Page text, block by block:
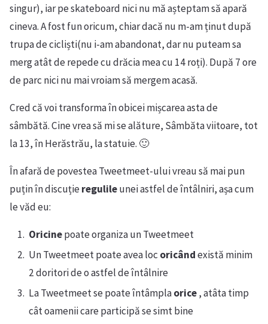
singur), iar pe skateboard nici nu mă așteptam să apară
cineva. A fost fun oricum, chiar dacă nu m-am ținut după
trupa de cicliști(nu i-am abandonat, dar nu puteam sa
merg atât de repede cu drăcia mea cu 14 roți). După 7 ore
de parc nici nu mai vroiam să mergem acasă.
Cred că voi transforma în obicei mișcarea asta de
sâmbătă. Cine vrea să mi se alăture, Sâmbăta viitoare, tot
la 13, în Herăstrău, la statuie. 🙂
În afară de povestea Tweetmeet-ului vreau să mai pun
puțin în discuțieregulileunei astfel de întâlniri, așa cum
le văd eu:
Oricinepoate organiza un Tweetmeet
Un Tweetmeet poate avea loc oricândexistă minim
2 doritori de o astfel de întâlnire
La Tweetmeet se poate întâmplaorice, atâta timp
cât oamenii care participă se simt bine